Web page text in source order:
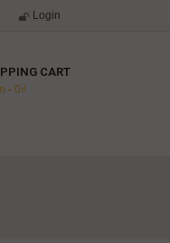
Login
CART
- 0₫